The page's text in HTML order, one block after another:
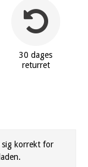
30 dages
returret
korrekt for